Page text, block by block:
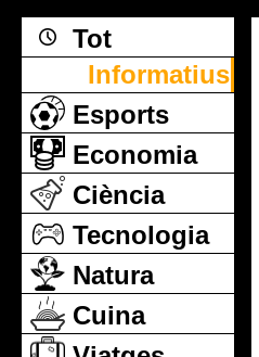
Tot
Informatius
Esports
Economia
Ciència
Tecnologia
Natura
Cuina